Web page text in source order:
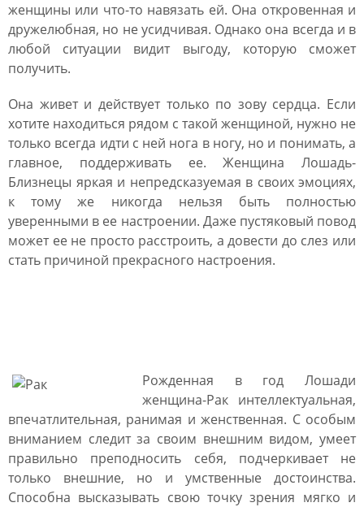
женщины или что-то навязать ей. Она откровенная и
дружелюбная, но не усидчивая. Однако она всегда и в
любой ситуации видит выгоду, которую сможет
получить.
Она живет и действует только по зову сердца. Если
хотите находиться рядом с такой женщиной, нужно не
только всегда идти с ней нога в ногу, но и понимать, а
главное, поддерживать ее. Женщина Лошадь-
Близнецы яркая и непредсказуемая в своих эмоциях,
к тому же никогда нельзя быть полностью
уверенными в ее настроении. Даже пустяковый повод
может ее не просто расстроить, а довести до слез или
стать причиной прекрасного настроения.
Рожденная в год Лошади
женщина-Рак интеллектуальная,
впечатлительная, ранимая и женственная. С особым
вниманием следит за своим внешним видом, умеет
правильно преподносить себя, подчеркивает не
только внешние, но и умственные достоинства.
Способна высказывать свою точку зрения мягко и